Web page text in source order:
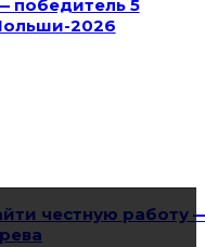
победитель 5
2026
честную работу